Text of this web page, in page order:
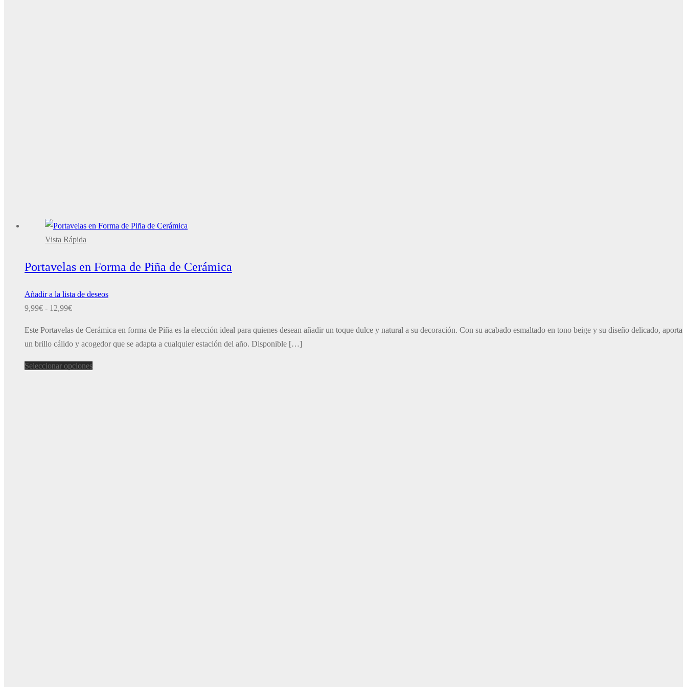
Vista Rápida
Portavelas en Forma de Piña de Cerámica
Añadir a la lista de deseos
9,99€ - 12,99€Rango
precios:
desde
9,99€
Este Portavelas de Cerámica en forma de Piña es la elección ideal para quienes desean añadir un toque dulce y natural a su decoración. Con su acabado esmaltado en tono beige y su diseño delicado, aporta
un brillo cálido y acogedor que se adapta a cualquier estación del año. Disponible […]
Seleccionar opcionesEste